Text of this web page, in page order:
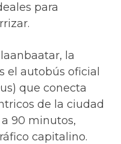
para
la
el autobús oficial
que conecta
de la ciudad
90 minutos,
capitalino.